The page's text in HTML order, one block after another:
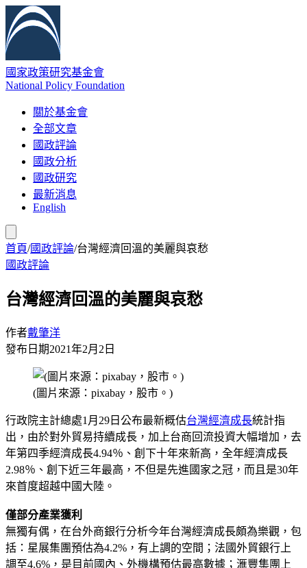
國家政策研究基金會
National Policy Foundation
關於基金會
全部文章
國政評論
國政分析
國政研究
最新消息
English
首頁/國政評論/台灣經濟回溫的美麗與哀愁
國政評論
台灣經濟回溫的美麗與哀愁
作者戴肇洋
發布日期2021年2月2日
(圖片來源：pixabay，股市。)
行政院主計總處1月29日公布最新概估台灣經濟成長統計指
出，由於對外貿易持續成長，加上台商回流投資大幅增加，去
年第四季經濟成長4.94％、創下十年來新高，全年經濟成長
2.98％、創下近三年最高，不但是先進國家之冠，而且是30年
來首度超越中國大陸。
僅部分產業獲利
無獨有偶，在台外商銀行分析今年台灣經濟成長頗為樂觀，包
括：星展集團預估為4.2%，有上調的空間；法國外貿銀行上
調至4.6%，是目前國內、外機構預估最高數據；滙豐集團上